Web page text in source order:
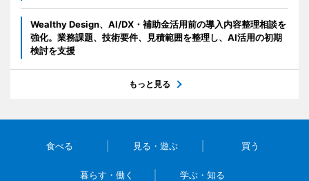
Wealthy Design、AI/DX・補助金活用前の導入内容整理相談を
強化。業務課題、技術要件、見積範囲を整理し、AI活用の初期
検討を支援
もっと見る
食べる 見る・遊ぶ 買う
暮らす・働く 学ぶ・知る